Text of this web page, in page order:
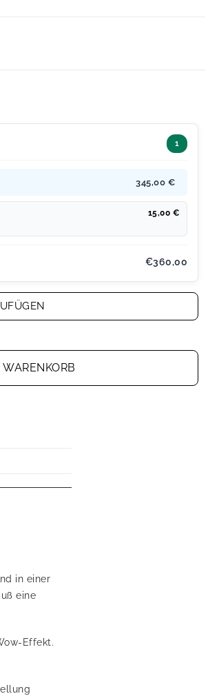
1
345,00 €
15,00 €
€360,00
in einer
eine
Effekt.